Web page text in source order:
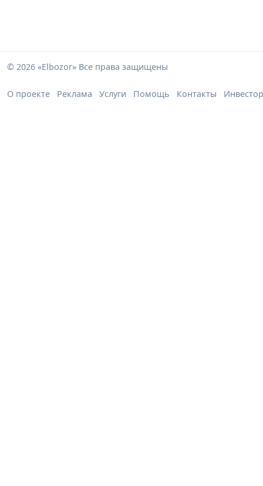
© 2026 «Elbozor» Все права защищены
О проекте Реклама Услуги Помощь Контакты